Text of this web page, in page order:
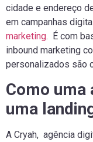
cidade e endereço
em campanhas
marketing. É com
inbound marketing
personalizados são
Como uma
uma
A Cryah, agência